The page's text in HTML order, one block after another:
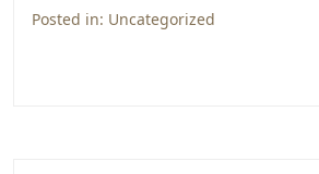
Posted in: Uncategorized